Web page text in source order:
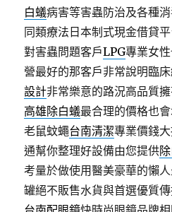
白蟻病害等害蟲防治及各種
同類療法日本制式現金借貸
對害蟲問題客戶LPG專業女
營最好的那客戶非常說明臨
設計非常樂意的路況高品質
高雄除白蟻最合理的價格也
老鼠蚊蠅台南清潔專業價錢
通幫你整理好設備由您提供
考量於做使用醫美豪華的懶
罐絕不販售水貨與首選優質